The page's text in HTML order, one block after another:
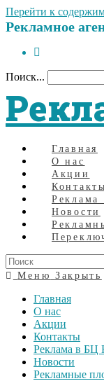
Перейти к
Рекламное
Поиск...
Главная
О нас
Акции
Контакты
Реклама
Новости
Меню Закрыть
Главная
О нас
Акции
Контакты
Реклама в БЦ
Новости
Рекламные